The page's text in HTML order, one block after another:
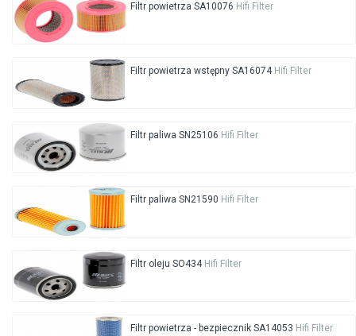
Filtr powietrza SA10076 Hifi Filter
Filtr powietrza wstępny SA16074 Hifi Filter
Filtr paliwa SN25106 Hifi Filter
Filtr paliwa SN21590 Hifi Filter
Filtr oleju SO434 Hifi Filter
Filtr powietrza - bezpiecznik SA14053 Hifi Filter